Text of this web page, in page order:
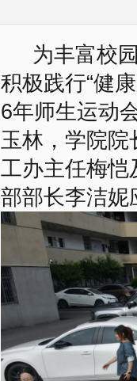
为丰富校园
积极践行“健康
6年师生运动
玉林 ， 学院院
工办主任梅恺
部部长李洁妮